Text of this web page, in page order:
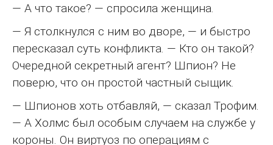
— А что такое? — спросила женщина.
— Я столкнулся с ним во дворе, — и быстро
пересказал суть конфликта. — Кто он такой?
Очередной секретный агент? Шпион? Не
поверю, что он простой частный сыщик.
— Шпионов хоть отбавляй, — сказал Трофим.
— А Холмс был особым случаем на службе у
короны. Он виртуоз по операциям с